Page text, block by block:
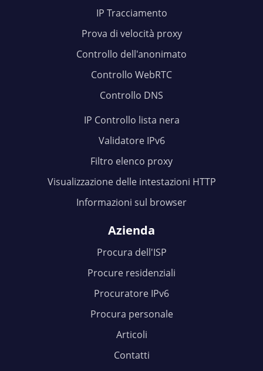
IP Tracciamento
Prova di velocità proxy
Controllo dell'anonimato
Controllo WebRTC
Controllo DNS
IP Controllo lista nera
Validatore IPv6
Filtro elenco proxy
Visualizzazione delle intestazioni HTTP
Informazioni sul browser
Azienda
Procura dell'ISP
Procure residenziali
Procuratore IPv6
Procura personale
Articoli
Contatti